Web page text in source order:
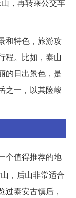
和特色，旅游攻
程。比如，泰山
的日出景色，是
之一，以其险峻
个值得推荐的地
，后山非常适合
泰安古镇后，